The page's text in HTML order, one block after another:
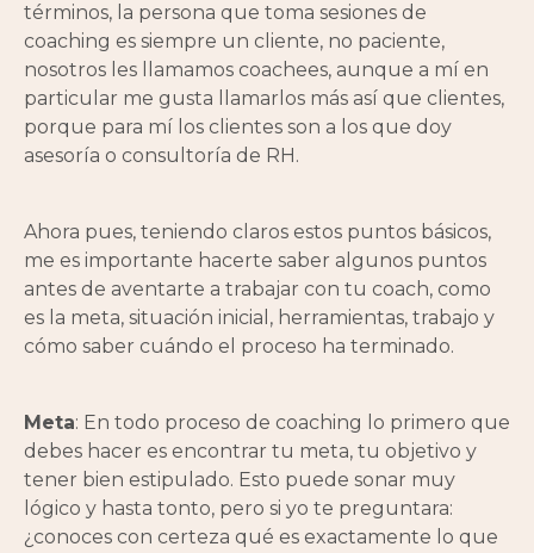
términos, la persona que toma sesiones de
coaching es siempre un cliente, no paciente,
nosotros les llamamos coachees, aunque a mí en
particular me gusta llamarlos más así que clientes,
porque para mí los clientes son a los que doy
asesoría o consultoría de RH.
Ahora pues, teniendo claros estos puntos básicos,
me es importante hacerte saber algunos puntos
antes de aventarte a trabajar con tu coach, como
es la meta, situación inicial, herramientas, trabajo y
cómo saber cuándo el proceso ha terminado.
Meta: En todo proceso de coaching lo primero que
debes hacer es encontrar tu meta, tu objetivo y
tener bien estipulado. Esto puede sonar muy
lógico y hasta tonto, pero si yo te preguntara:
¿conoces con certeza qué es exactamente lo que